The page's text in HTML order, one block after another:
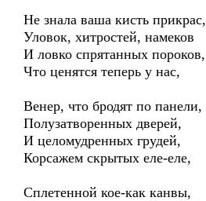
Не знала ваша кисть прикрас,
Уловок, хитростей, намеков
И ловко спрятанных пороков,
Что ценятся теперь у нас,
Венер, что бродят по панели,
Полузатворенных дверей,
И целомудренных грудей,
Корсажем скрытых еле-еле,
Сплетенной кое-как канвы,